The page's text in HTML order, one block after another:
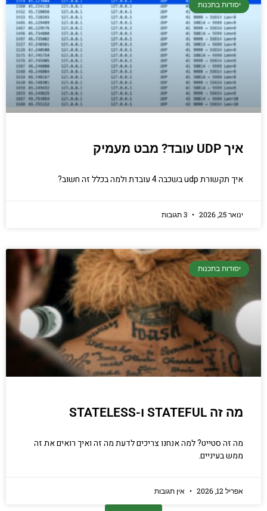
יסודות בתכנות
איך UDP עובד? מבט מעמיק
איך תקשורת udp בשכבה 4 עובדת ולמה בכלל זה חשוב?
ינואר 25, 2026
יסודות בתכנות
מה זה STATEFUL ו-STATELESS
מה זה סטייט? למה אנחנו צריכים לדעת מה זה ואיך רואים את זה
ממש בעיניים.
אפריל 12, 2026 אין תגובות